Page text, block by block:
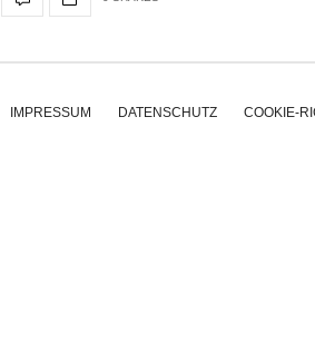
IMPRESSUM DATENSCHUTZ COOKIE-